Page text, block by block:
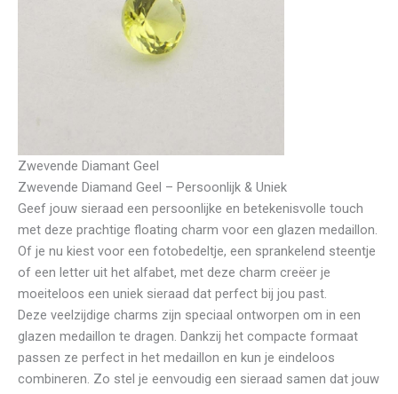
Zwevende Diamant Geel
Zwevende Diamand Geel – Persoonlijk & Uniek
Geef jouw sieraad een persoonlijke en betekenisvolle touch
met deze prachtige floating charm voor een glazen medaillon.
Of je nu kiest voor een fotobedeltje, een sprankelend steentje
of een letter uit het alfabet, met deze charm creëer je
moeiteloos een uniek sieraad dat perfect bij jou past.
Deze veelzijdige charms zijn speciaal ontworpen om in een
glazen medaillon te dragen. Dankzij het compacte formaat
passen ze perfect in het medaillon en kun je eindeloos
combineren. Zo stel je eenvoudig een sieraad samen dat jouw